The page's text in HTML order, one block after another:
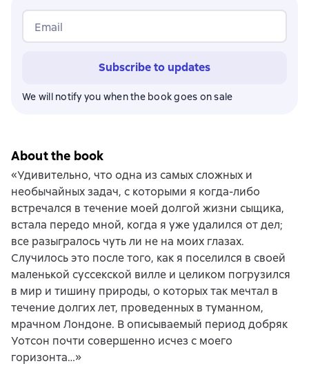
Email
Subscribe to updates
We will notify you when the book goes on sale
About the book
«Удивительно, что одна из самых сложных и
необычайных задач, с которыми я когда-либо
встречался в течение моей долгой жизни сыщика,
встала передо мной, когда я уже удалился от дел;
все разыгралось чуть ли не на моих глазах.
Случилось это после того, как я поселился в своей
маленькой суссекской вилле и целиком погрузился
в мир и тишину природы, о которых так мечтал в
течение долгих лет, проведенных в туманном,
мрачном Лондоне. В описываемый период добряк
Уотсон почти совершенно исчез с моего
горизонта…»